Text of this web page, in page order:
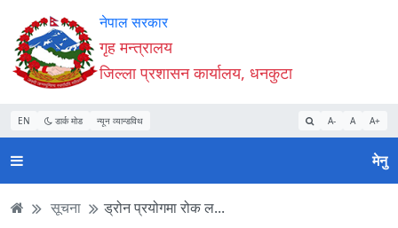
Accessibility
Mode
सुरु
गर्नुहोस्
सामाग्री
पढ्नुहाेस्
नेभिगेसन
पढ्नुहाेस्
वेबसाइट
खोजमा
जानुहोस्
नेपाल सरकार
गृह मन्त्रालय
जिल्ला प्रशासन कार्यालय, धनकुटा
EN डार्क मोड न्यून व्यान्डविथ A- A A+
मेनु
सूचना ड्रोन प्रयोगमा रोक ल...